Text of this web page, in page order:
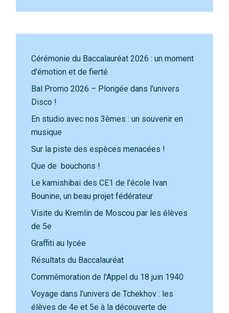
Cérémonie du Baccalauréat 2026 : un moment
d'émotion et de fierté
Bal Promo 2026 – Plongée dans l'univers
Disco !
En studio avec nos 3èmes : un souvenir en
musique
Sur la piste des espèces menacées !
Que de bouchons !
Le kamishibaï des CE1 de l'école Ivan
Bounine, un beau projet fédérateur
Visite du Kremlin de Moscou par les élèves
de 5e
Graffiti au lycée
Résultats du Baccalauréat
Commémoration de l'Appel du 18 juin 1940
Voyage dans l’univers de Tchekhov : les
élèves de 4e et 5e à la découverte de